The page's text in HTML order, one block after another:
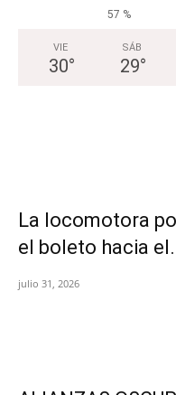
57 %
VIE
30°
SÁB
29°
La locomotora
el boleto hacia
julio 31, 2026